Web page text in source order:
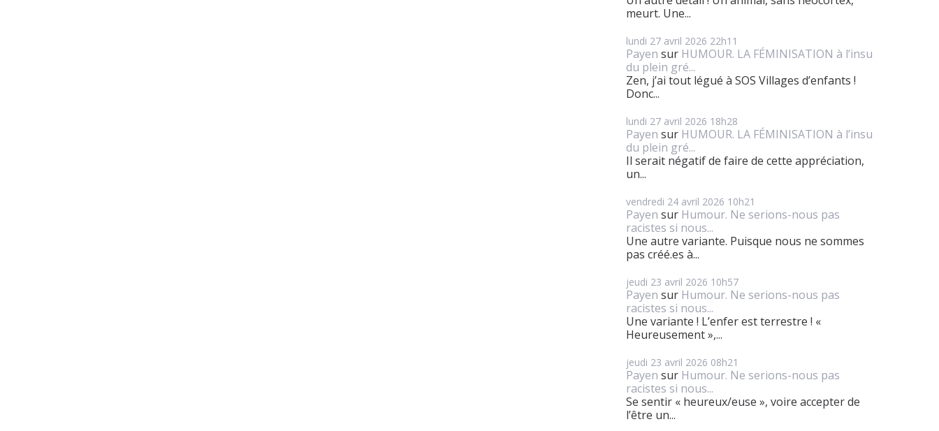
meurt. Une...
lundi 27 avril 2026 22h11
Payen sur HUMOUR. LA FÉMINISATION à l’insu
du plein gré...
Zen, j’ai tout légué à SOS Villages d’enfants !
Donc...
lundi 27 avril 2026 18h28
Payen sur HUMOUR. LA FÉMINISATION à l’insu
du plein gré...
Il serait négatif de faire de cette appréciation,
un...
vendredi 24 avril 2026 10h21
Payen sur Humour. Ne serions-nous pas
racistes si nous...
Une autre variante. Puisque nous ne sommes
pas créé.es à...
jeudi 23 avril 2026 10h57
Payen sur Humour. Ne serions-nous pas
racistes si nous...
Une variante ! L’enfer est terrestre ! «
Heureusement »,...
jeudi 23 avril 2026 08h21
Payen sur Humour. Ne serions-nous pas
racistes si nous...
Se sentir « heureux/euse », voire accepter de
l’être un...